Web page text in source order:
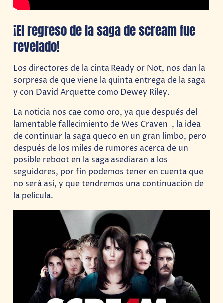
¡El regreso de la saga de scream fue
revelado!
Los directores de la cinta Ready or Not, nos dan la
sorpresa de que viene la quinta entrega de la saga
y con David Arquette como Dewey Riley.
La noticia nos cae como oro, ya que después del
lamentable fallecimiento de Wes Craven , la idea
de continuar la saga quedo en un gran limbo, pero
después de los miles de rumores acerca de un
posible reboot en la saga asediaran a los
seguidores, por fin podemos tener en cuenta que
no será asi, y que tendremos una continuación de
la película.